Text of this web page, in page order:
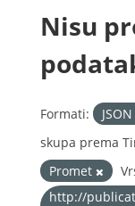
Nisu
Formati: JSON
skupa prema
Promet
http://